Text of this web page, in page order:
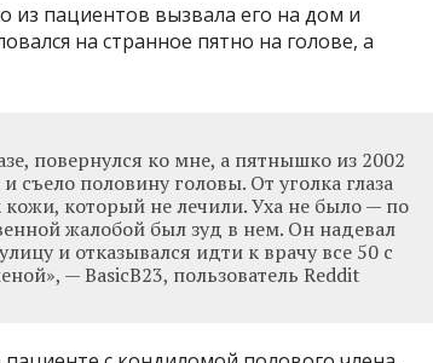
из пациентов вызвала его на дом и
на странное пятно на голове, а
повернулся ко мне, а пятнышко из 2002
съело половину головы. От уголка глаза
кожи, который не лечили. Уха не было — по
жалобой был зуд в нем. Он надевал
и отказывался идти к врачу все 50 с
— BasicB23, пользователь Reddit